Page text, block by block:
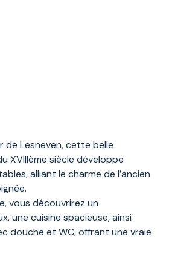
de Lesneven, cette belle
XVIIIème siècle développe
alliant le charme de l’ancien
vous découvrirez un
une cuisine spacieuse, ainsi
douche et WC, offrant une vraie